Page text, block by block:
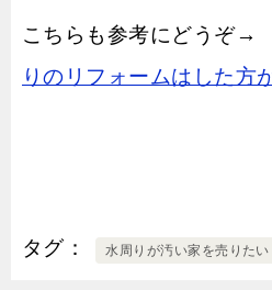
こちらも参考にどうぞ→
りのリフォームはした方
タグ 水周りが汚い家を売りたい